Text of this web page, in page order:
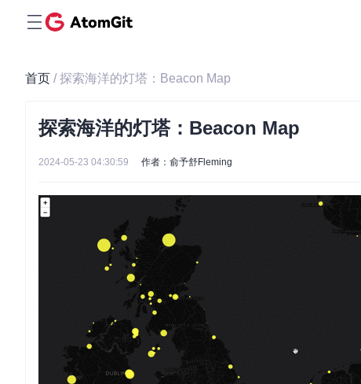
首页 / 探索海洋的灯塔：Beacon Map
探索海洋的灯塔：Beacon Map
2024-05-23 04:30:59 作者：俞予舒Fleming